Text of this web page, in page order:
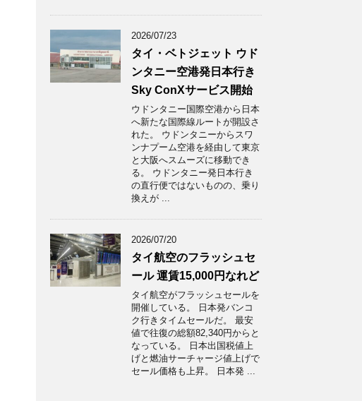
2026/07/23
タイ・ベトジェット ウド
ンタニー空港発日本行き
Sky ConXサービス開始
ウドンタニー国際空港から日本
へ新たな国際線ルートが開設さ
れた。 ウドンタニーからスワ
ンナプーム空港を経由して東京
と大阪へスムーズに移動でき
る。 ウドンタニー発日本行き
の直行便ではないものの、乗り
換えが ...
2026/07/20
タイ航空のフラッシュセ
ール 運賃15,000円なれど
タイ航空がフラッシュセールを
開催している。 日本発バンコ
ク行きタイムセールだ。 最安
値で往復の総額82,340円からと
なっている。 日本出国税値上
げと燃油サーチャージ値上げで
セール価格も上昇。 日本発 ...